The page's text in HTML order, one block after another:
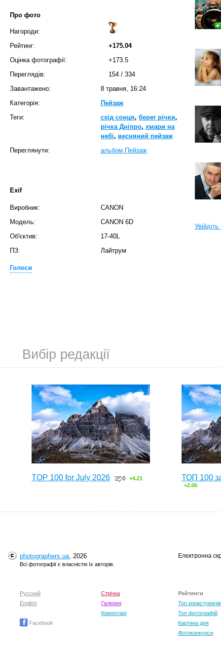
Про фото
Нагороди:
Рейтинг:
+175.04
Оцінка фотографії:
+173.5
Переглядів:
154 / 334
Завантажено:
8 травня, 16:24
Категорія:
Пейзаж
Теги:
схід сонця, берег річки,
річка Дніпро, хмари на
небі, весняний пейзаж
Переглянути:
альбом Пейзаж
Exif
Виробник:
CANON
Модель:
CANON 6D
Об'єктив:
17-40L
ПЗ:
Лайтрум
Голоси
Вибір редакції
TOP 100 for July 2026 0 +4.21 ТОП 100
+2.06
photographers.ua, 2026
Всі фотографії є власністю їх авторів.
Електронна
Русский
English
Facebook
Стрічка
Галерея
Коментарі
Рейтинги
Топ користувачів
Топ фотографій
Картина дня
Фотоконкурси